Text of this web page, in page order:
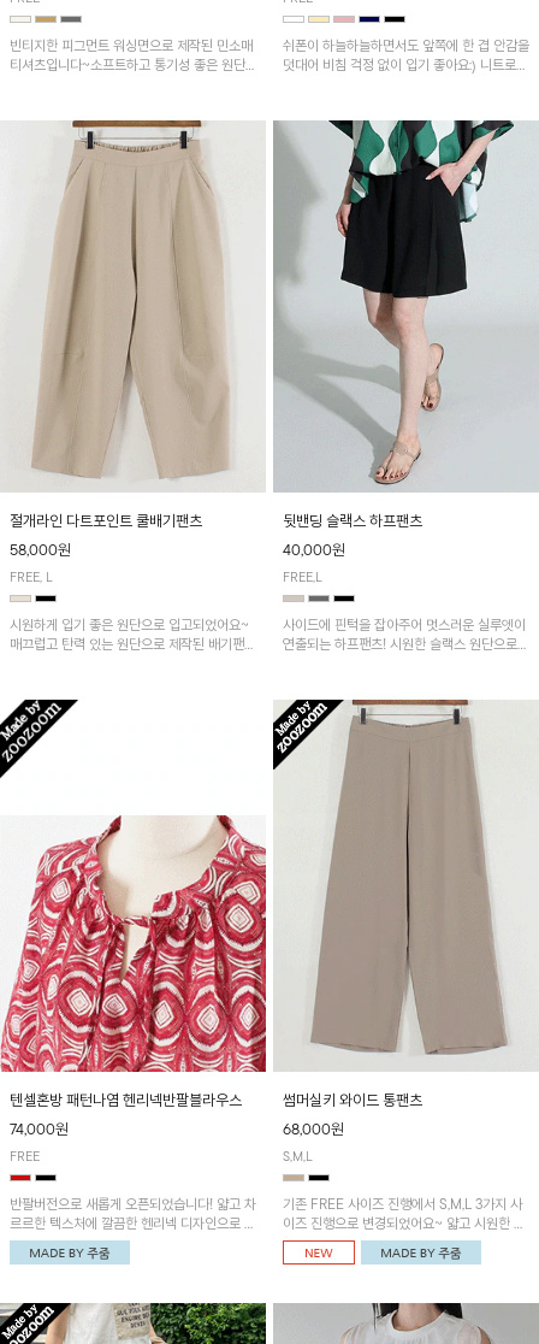
빈티지한 피그먼트 워싱면으로 제작된 민소매
티셔츠입니다~소프트하고 통기성 좋은 원단
쉬폰이 하늘하늘하면서도 앞쪽에 한 겹 안감을
덧대어 비침 걱정 없이 입기 좋아요:) 니트로
절개라인 다트포인트 쿨배기팬츠
58,000원
FREE, L
시원하게 입기 좋은 원단으로 입고되었어요~
매끄럽고 탄력 있는 원단으로 제작된 배기팬츠
뒷밴딩 슬랙스 하프팬츠
40,000원
FREE,L
사이드에 핀턱을 잡아주어 멋스러운 실루엣이
연출되는 하프팬츠! 시원한 슬랙스 원단으로
텐셀혼방 패턴나염 헨리넥반팔블라우스
74,000원
FREE
반팔버전으로 새롭게 오픈되었습니다! 얇고 차
르르한 텍스처에 깔끔한 헨리넥 디자인으로 제
작된 블라우스예요~볼륨감있는 소매 셔링과
세련된 나염패턴으로 유니크한 매력 UP!
썸머실키 와이드 통팬츠
68,000원
S,M,L
기존 FREE 사이즈 진행에서 S,M,L 3가지 사
이즈 진행으로 변경되었어요~ 얇고 시원한 원
단으로 제작된 와이드팬츠! 베이직한 디자인으
로 코디 활용도가 높은 아이템이에요~